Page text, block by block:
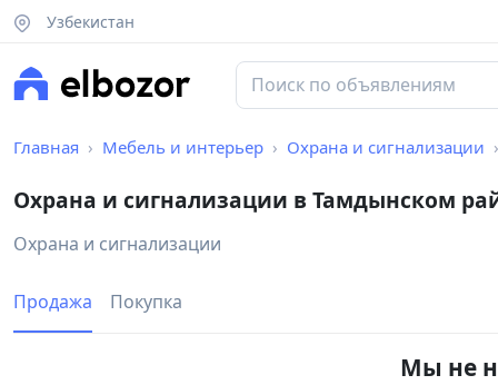
Узбекистан
Главная Мебель и интерьер Охрана и сигнализации
Охрана и сигнализации в Тамдынском
Охрана и сигнализации
Продажа Покупка
Мы не